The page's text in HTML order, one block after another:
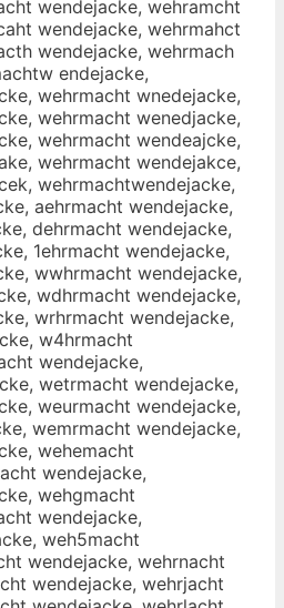
wendejacke, wehramcht
wendejacke, wehrmahct
wendejacke, wehrmach
endejacke,
wehrmacht wnedejacke,
wehrmacht wenedjacke,
wehrmacht wendeajcke,
wehrmacht wendejakce,
wehrmachtwendejacke,
aehrmacht wendejacke,
dehrmacht wendejacke,
1ehrmacht wendejacke,
wwhrmacht wendejacke,
wdhrmacht wendejacke,
wrhrmacht wendejacke,
w4hrmacht
wendejacke,
wetrmacht wendejacke,
weurmacht wendejacke,
wemrmacht wendejacke,
wehemacht
wendejacke,
wehgmacht
wendejacke,
weh5macht
wendejacke, wehrnacht
wendejacke, wehrjacht